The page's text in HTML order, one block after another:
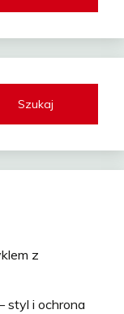
z
styl i ochrona